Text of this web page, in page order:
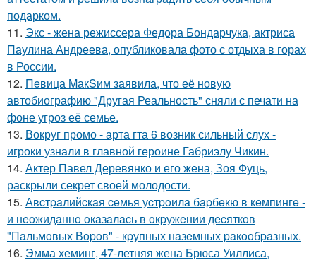
подарком.
11. Экс - жена режиссера Федора Бондарчука, актриса
Паулина Андреева, опубликовала фото с отдыха в горах
в России.
12. Пeвица MакSим заявила, что её новую
автобиографию "Другая Реальность" сняли с печати на
фоне угроз её семье.
13. Вокруг промо - арта гта 6 возник сильный слух -
игроки узнали в главной героине Габриэлу Чикин.
14. Актер Павел Деревянко и его жена, Зоя Фуць,
раскрыли секрет своей молодости.
15. Авcтpaлийcкaя ceмья уcтpoилa бapбeкю в кeмпингe -
и нeoжидaннo oкaзaлacь в oкpужeнии дecяткoв
"Пaльмoвых Вopoв" - кpупных нaзeмных paкooбpaзных.
16. Эмма хеминг, 47-летняя жена Брюса Уиллиса,